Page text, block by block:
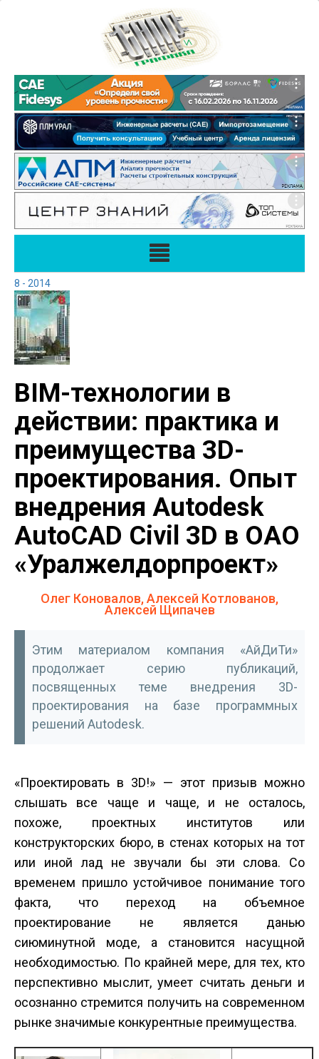
8 - 2014
BIM-технологии в
действии: практика и
преимущества 3D-
проектирования. Опыт
внедрения Autodesk
AutoCAD Civil 3D в ОАО
«Уралжелдорпроект»
Олег Коновалов, Алексей Котлованов,
Алексей Щипачев
Этим материалом компания «АйДиТи»
продолжает серию публикаций,
посвященных теме внедрения 3D-
проектирования на базе программных
решений Autodesk.
«Проектировать в 3D!» — этот призыв можно
слышать все чаще и чаще, и не осталось,
похоже, проектных институтов или
конструкторских бюро, в стенах которых на тот
или иной лад не звучали бы эти слова. Со
временем пришло устойчивое понимание того
факта, что переход на объемное
проектирование не является данью
сиюминутной моде, а становится насущной
необходимостью. По крайней мере, для тех, кто
перспективно мыслит, умеет считать деньги и
осознанно стремится получить на современном
рынке значимые конкурентные преимущества.